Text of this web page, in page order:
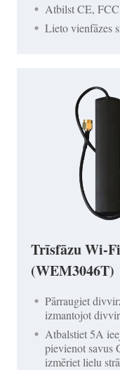
Atbilst CE,
Lieto vienfāzes
Trīsfāzu Wi-
(WEM3046T)
Pārraugiet
izmantojot
Atbalstiet 5A
pievienot savus
izmēriet lielu